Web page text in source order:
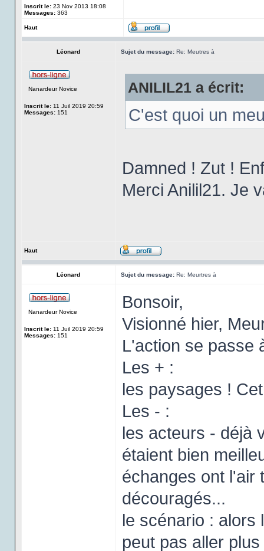
Inscrit le: 23 Nov 2013 18:08
Messages: 363
Haut
Léonard Sujet du message: Re: Meutres à
Nanardeur Novice
Inscrit le: 11 Juil 2019 20:59
Messages: 151
ANILIL21 a écrit:
C'est quoi un
Damned ! Zut !
Merci Anilil21. Je
Haut
Léonard Sujet du message: Re: Meurtres à
Nanardeur Novice
Inscrit le: 11 Juil 2019 20:59
Messages: 151
Bonsoir,
Visionné hier,
L'action se passe
Les + :
les paysages !
Les - :
les acteurs - déjà
étaient bien
échanges ont l'air
découragés...
le scénario : alors
peut pas aller